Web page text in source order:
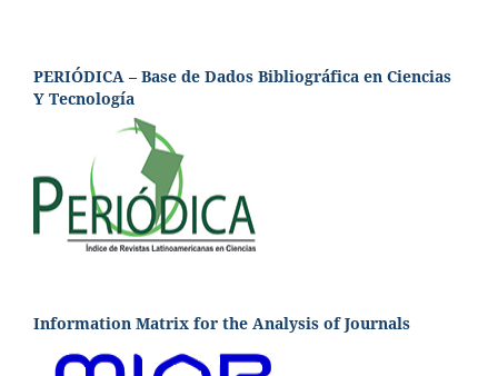
PERIÓDICA – Base de Dados Bibliográfica en Ciencias
Y Tecnología
Information Matrix for the Analysis of Journals